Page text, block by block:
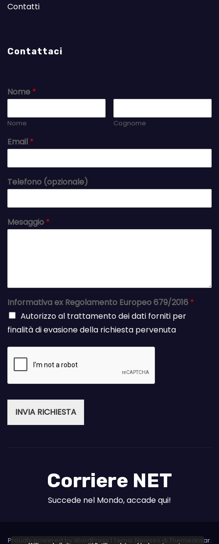
Contatti
Contattaci
Nome *
Nome Cognome
Email *
Telefono (opzionale)
Mesaggio *
Informativa ex Regolamento Europeo 679/2016 *
Autorizzo al trattamento dei dati forniti per
finalità di evasione della richiesta pervenuta
INVIA RICHIESTA
Corriere NET
Succede nel Mondo, accade qui!
Proudly powered by WordPress | Tema: Newses di Themeansar.